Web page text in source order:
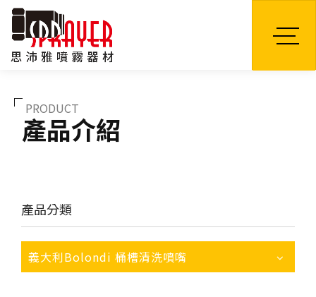
PRODUCT
產品介紹
產品分類
義大利Bolondi 桶槽清洗噴嘴